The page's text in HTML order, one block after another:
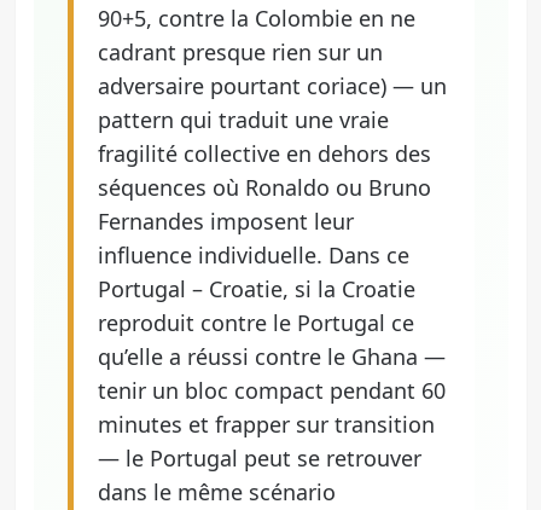
90+5, contre la Colombie en ne
cadrant presque rien sur un
adversaire pourtant coriace) — un
pattern qui traduit une vraie
fragilité collective en dehors des
séquences où Ronaldo ou Bruno
Fernandes imposent leur
influence individuelle. Dans ce
Portugal – Croatie, si la Croatie
reproduit contre le Portugal ce
qu’elle a réussi contre le Ghana —
tenir un bloc compact pendant 60
minutes et frapper sur transition
— le Portugal peut se retrouver
dans le même scénario